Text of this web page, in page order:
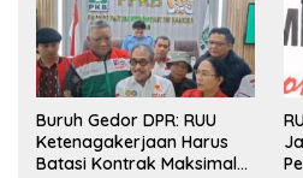
Buruh Gedor DPR: RUU
Ketenagakerjaan Harus
Batasi Kontrak Maksimal